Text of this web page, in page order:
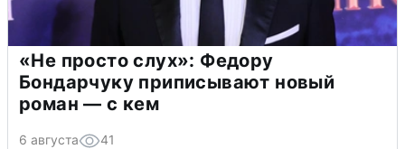
«Не просто слух»: Федору
Бондарчуку приписывают новый
роман — с кем
6 августа 41